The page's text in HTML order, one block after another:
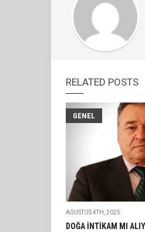
RELATED POSTS
GENEL
AĞUSTOS 4TH, 2025
DOĞA İNTİKAM MI